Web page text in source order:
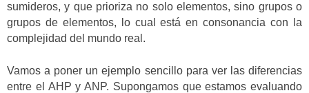
sumideros, y que prioriza no solo elementos, sino grupos o
grupos de elementos, lo cual está en consonancia con la
complejidad del mundo real.
Vamos a poner un ejemplo sencillo para ver las diferencias
entre el AHP y ANP. Supongamos que estamos evaluando